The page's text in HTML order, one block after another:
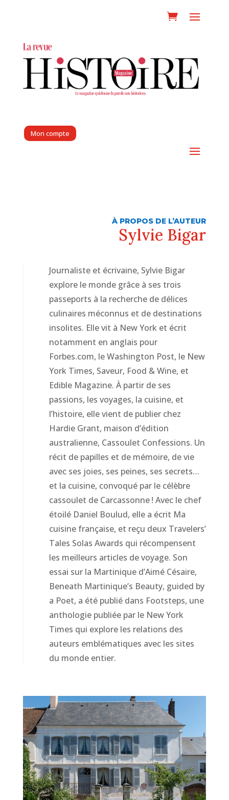
Mon compte
À PROPOS DE L’AUTEUR
Sylvie Bigar
Journaliste et écrivaine, Sylvie Bigar
explore le monde grâce à ses trois
passeports à la recherche de délices
culinaires méconnus et de destinations
insolites. Elle vit à New York et écrit
notamment en anglais pour
Forbes.com, le Washington Post, le New
York Times, Saveur, Food & Wine, et
Edible Magazine. À partir de ses
passions, les voyages, la cuisine, et
l’histoire, elle vient de publier chez
Hardie Grant, maison d’édition
australienne, Cassoulet Confessions. Un
récit de papilles et de mémoire, de vie
avec ses joies, ses peines, ses secrets…
et la cuisine, convoqué par le célèbre
cassoulet de Carcassonne ! Avec le chef
étoilé Daniel Boulud, elle a écrit Ma
cuisine française, et reçu deux Travelers’
Tales Solas Awards qui récompensent
les meilleurs articles de voyage. Son
essai sur la Martinique d’Aimé Césaire,
Beneath Martinique’s Beauty, guided by
a Poet, a été publié dans Footsteps, une
anthologie publiée par le New York
Times qui explore les relations des
auteurs emblématiques avec les sites
du monde entier.